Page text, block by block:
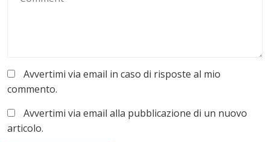
Avvertimi via email in caso di risposte al mio
commento.
Avvertimi via email alla pubblicazione di un nuovo
articolo.